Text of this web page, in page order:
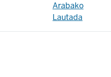
Arabako
Lautada